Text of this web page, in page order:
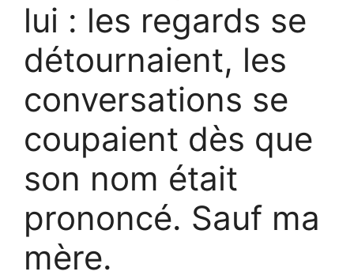
lui : les regards se
détournaient, les
conversations se
coupaient dès que
son nom était
prononcé. Sauf ma
mère.